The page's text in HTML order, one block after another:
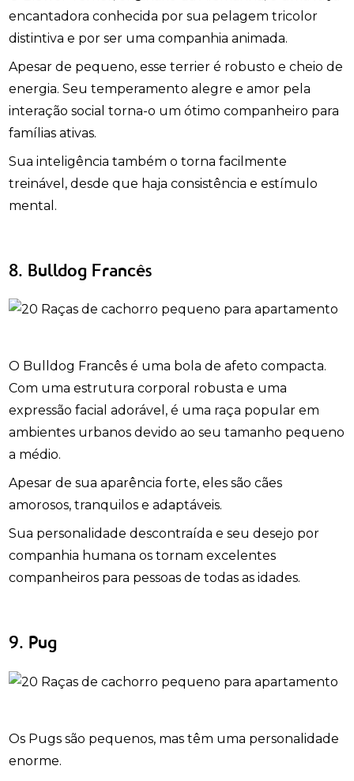
encantadora conhecida por sua pelagem tricolor
distintiva e por ser uma companhia animada.
Apesar de pequeno, esse terrier é robusto e cheio de
energia. Seu temperamento alegre e amor pela
interação social torna-o um ótimo companheiro para
famílias ativas.
Sua inteligência também o torna facilmente
treinável, desde que haja consistência e estímulo
mental.
8. Bulldog Francês
O Bulldog Francês é uma bola de afeto compacta.
Com uma estrutura corporal robusta e uma
expressão facial adorável, é uma raça popular em
ambientes urbanos devido ao seu tamanho pequeno
a médio.
Apesar de sua aparência forte, eles são cães
amorosos, tranquilos e adaptáveis.
Sua personalidade descontraída e seu desejo por
companhia humana os tornam excelentes
companheiros para pessoas de todas as idades.
9. Pug
Os Pugs são pequenos, mas têm uma personalidade
enorme.